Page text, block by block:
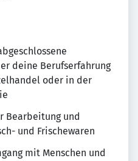
deine Berufserfahrung
oder in der
Bearbeitung und
und Frischewaren
mit Menschen und